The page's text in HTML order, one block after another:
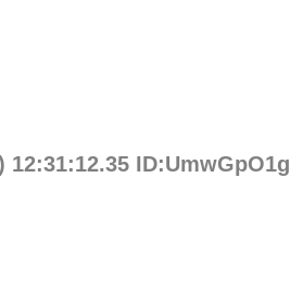
12:31:12.35 ID:UmwGpO1g